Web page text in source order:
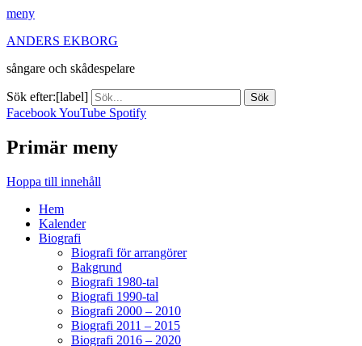
meny
ANDERS EKBORG
sångare och skådespelare
Sök efter:[label]
FacebookYouTube Spotify
Primär meny
Hoppa till innehåll
Hem
Kalender
Biografi
Biografi för arrangörer
Bakgrund
Biografi 1980-tal
Biografi 1990-tal
Biografi 2000 – 2010
Biografi 2011 – 2015
Biografi 2016 – 2020